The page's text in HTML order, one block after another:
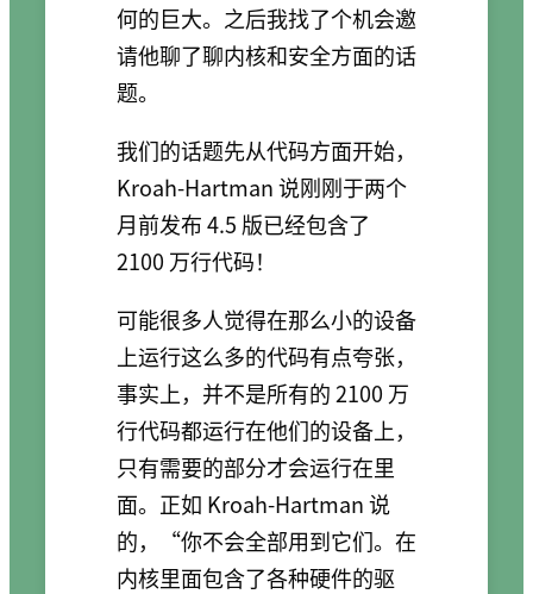
何的巨大。之后我找了个机会邀
请他聊了聊内核和安全方面的话
题。
我们的话题先从代码方面开始，
Kroah-Hartman 说刚刚于两个
月前发布 4.5 版已经包含了
2100 万行代码！
可能很多人觉得在那么小的设备
上运行这么多的代码有点夸张，
事实上，并不是所有的 2100 万
行代码都运行在他们的设备上，
只有需要的部分才会运行在里
面。正如 Kroah-Hartman 说
的，“你不会全部用到它们。在
内核里面包含了各种硬件的驱